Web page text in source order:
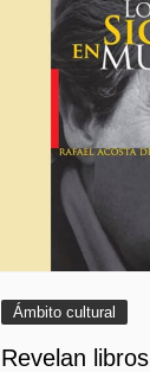
Ámbito cultural
Revelan